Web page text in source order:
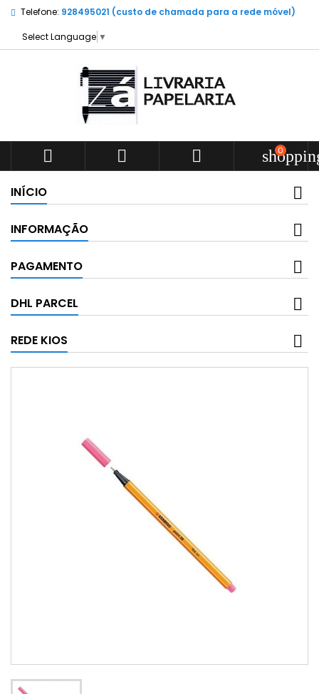
Telefone: 928495021 (custo de chamada para a rede móvel)
Select Language ▼
   0
INÍCIO
INFORMAÇÃO
PAGAMENTO
DHL PARCEL
REDE KIOS